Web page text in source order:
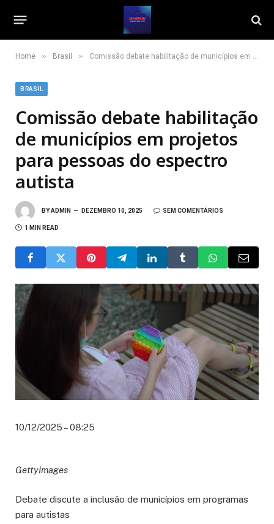
Home » Brasil » Comissão debate habilitação de municípios em projetos para pessoas do espectro autista
BRASIL
Comissão debate habilitação
de municípios em projetos
para pessoas do espectro
autista
BYADMIN DEZEMBRO 10, 2025 SEM COMENTÁRIOS
1 MIN READ
10/12/2025 – 08:25
GettyImages
Debate discute a inclusão de municípios em programas
para autistas